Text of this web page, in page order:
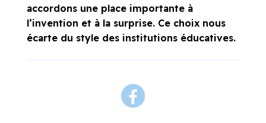
accordons une place importante à
l’invention et à la surprise. Ce choix nous
écarte du style des institutions éducatives.